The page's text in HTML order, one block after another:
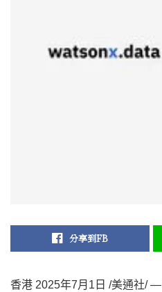
分享到FB
香港 2025年7月1日 /美通社/ —